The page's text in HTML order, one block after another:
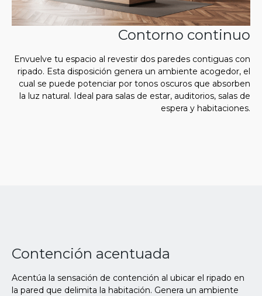
Contorno continuo
Envuelve tu espacio al revestir dos paredes contiguas con
ripado. Esta disposición genera un ambiente acogedor, el
cual se puede potenciar por tonos oscuros que absorben
la luz natural. Ideal para salas de estar, auditorios, salas de
espera y habitaciones.
Contención acentuada
Acentúa la sensación de contención al ubicar el ripado en
la pared que delimita la habitación. Genera un ambiente